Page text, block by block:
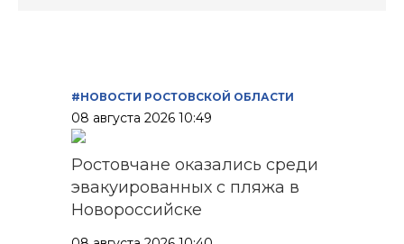
#НОВОСТИ РОСТОВСКОЙ ОБЛАСТИ
08 августа 2026 10:49
Ростовчане оказались среди
эвакуированных с пляжа в
Новороссийске